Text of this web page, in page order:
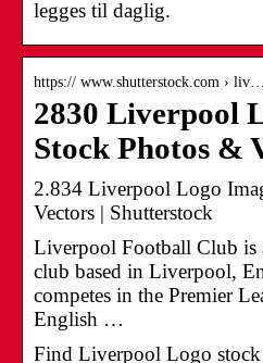
legges til daglig.
https:// www.shutterstock.com › liv…
2830 Liverpool
Stock Photos &
2.834 Liverpool Logo
Vectors | Shutterstock
Liverpool Football Club is
club based in Liverpool,
competes in the Premier
English …
Find Liverpool Logo